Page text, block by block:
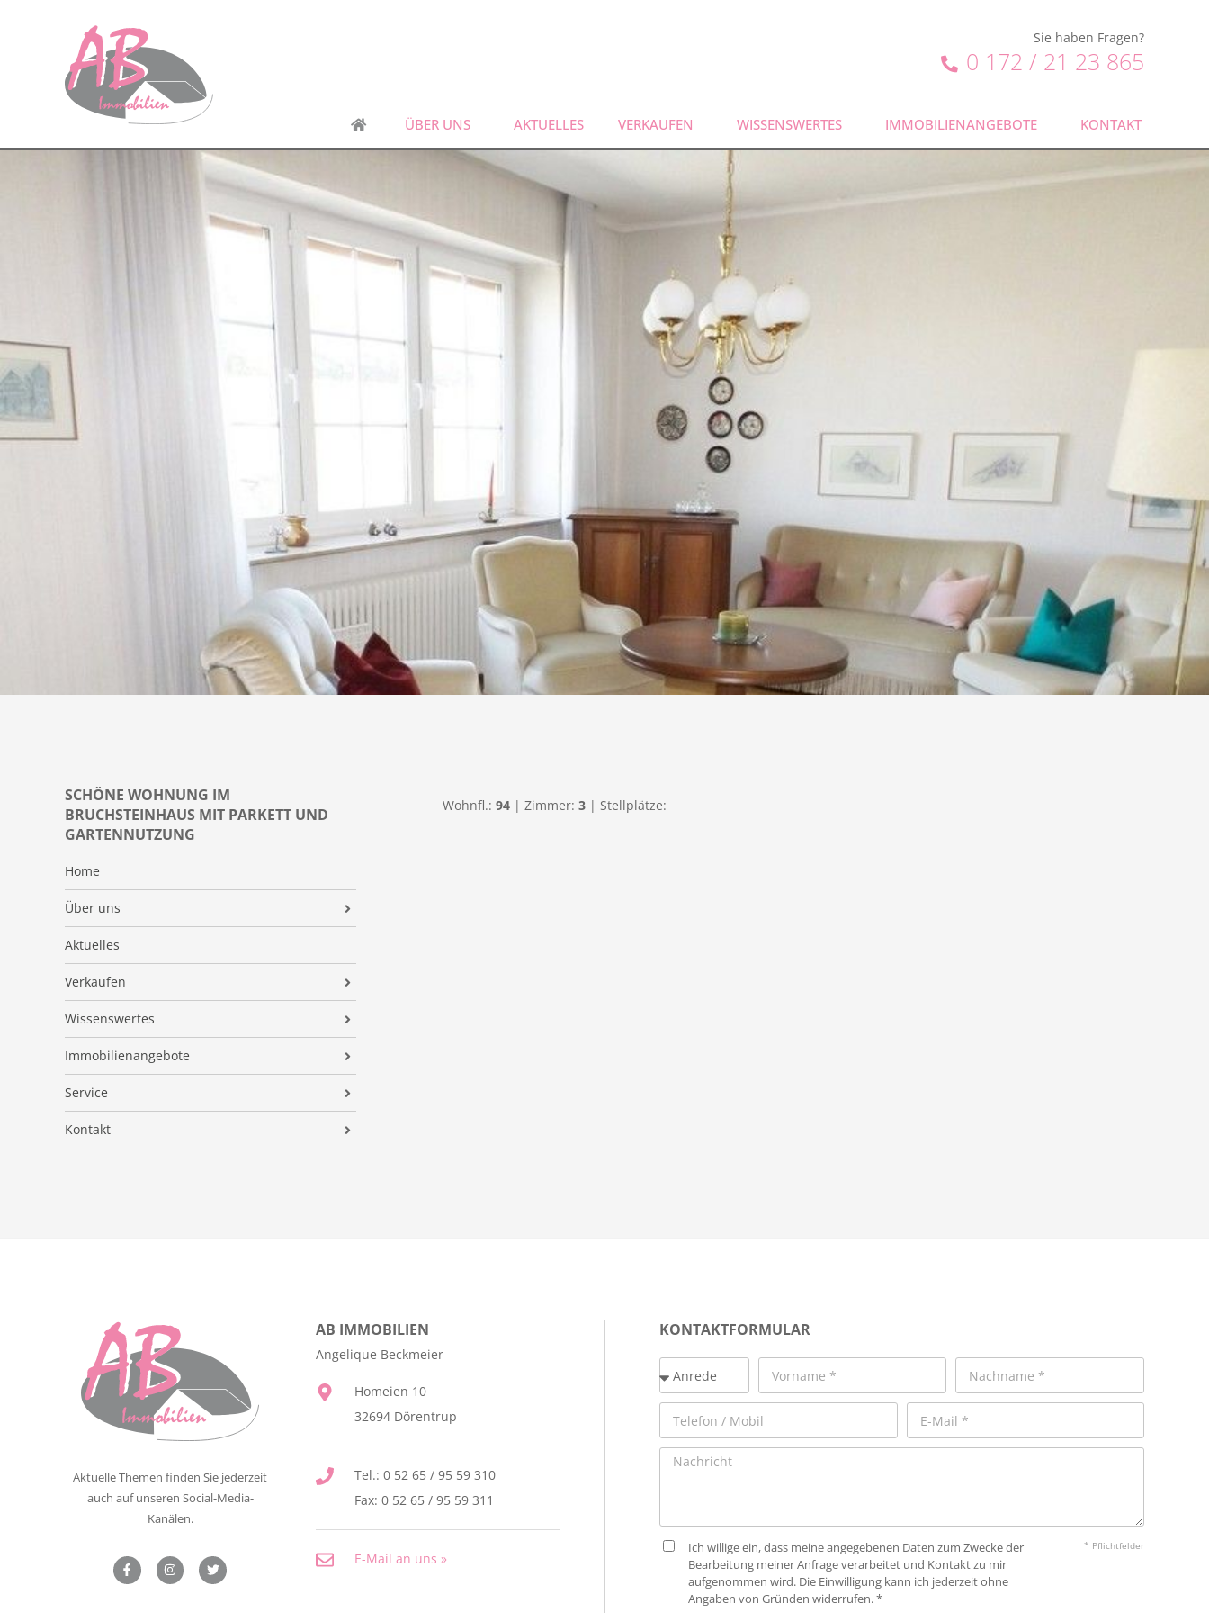
Sie haben Fragen?
0 172 / 21 23 865
ÜBER UNS AKTUELLES VERKAUFEN WISSENSWERTES IMMOBILIENANGEBOTE KONTAKT
SCHÖNE WOHNUNG IM
BRUCHSTEINHAUS MIT PARKETT UND
GARTENNUTZUNG
Home
Über uns
AB Immobilien
Qualifikationen
Kundenmeinungen
Aktuelles
Verkaufen
Makleralleinauftrag
Preisermittlung
Verkaufsvorbereitung
Verkaufsanfrage
Wissenswertes
AB IMMO-NEWS
Immobilien ABC
Immobilienangebote
Alle Immobilienangebote
Finanzierung
Service
Immobilienvermittlung
Kontakt
Wohnfl.: 94 | Zimmer: 3 | Stellplätze:
Aktuelle Themen finden Sie jederzeit
auch auf unseren Social-Media-
Kanälen.
AB IMMOBILIEN
Angelique Beckmeier
Homeien 10
32694 Dörentrup
Tel.: 0 52 65 / 95 59 310
Fax: 0 52 65 / 95 59 311
E-Mail an uns »
KONTAKTFORMULAR
Ich willige ein, dass meine angegebenen Daten zum Zwecke der
Bearbeitung meiner Anfrage verarbeitet und Kontakt zu mir
aufgenommen wird. Die Einwilligung kann ich jederzeit ohne
Angaben von Gründen widerrufen. *
* Pflichtfelder